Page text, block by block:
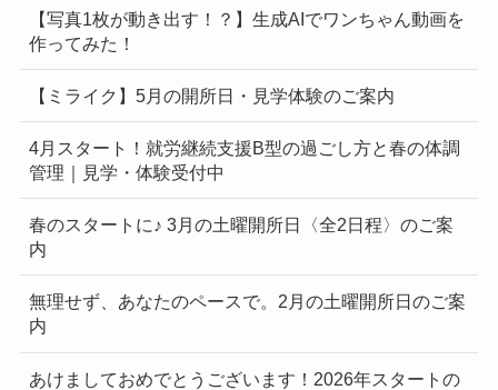
【写真1枚が動き出す！？】生成AIでワンちゃん動画を
作ってみた！
【ミライク】5月の開所日・見学体験のご案内
4月スタート！就労継続支援B型の過ごし方と春の体調
管理｜見学・体験受付中
春のスタートに♪ 3月の土曜開所日〈全2日程〉のご案
内
無理せず、あなたのペースで。2月の土曜開所日のご案
内
あけましておめでとうございます！2026年スタートの